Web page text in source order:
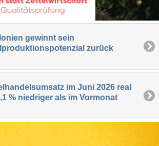
gewinnt sein
zurück
im Juni 2026 real
% niedriger als im Vormonat